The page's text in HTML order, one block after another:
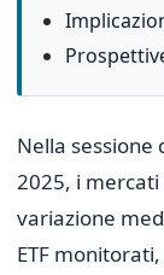
Nella
2025, i
variazione
ETF